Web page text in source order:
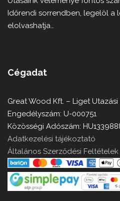
Időrendi sorrendben, legelöl a
elolvashatja…
Cégadat
Great Wood Kft. – Liget
Engedélyszám: U-000751
Közösségi Adószám:
Adatkezelési tájékoztató
Általános Szerződési Feltételek